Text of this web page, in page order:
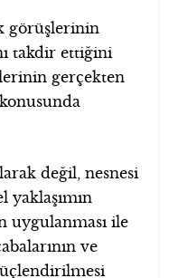
görüşlerinin
takdir ettiğini
gerçekten
değil, nesnesi
yaklaşımın
uygulanması ile
ve